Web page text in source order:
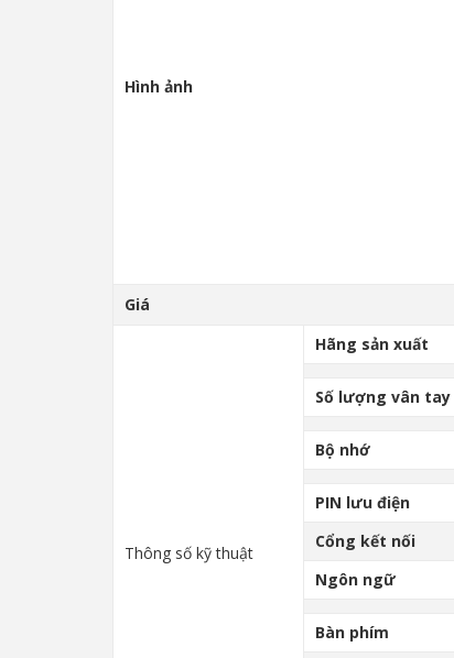
Hình ảnh
Giá
Thông số kỹ thuật
Hãng sản xuất
Số lượng vân tay
Bộ nhớ
PIN lưu điện
Cổng kết nối
Ngôn ngữ
Bàn phím